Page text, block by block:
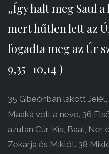
„Így halt meg Saul
mert hűtlen lett az
fogadta meg az Úr
9,35–10,14 )
35 Gibeónban lakott
Maaká volt a neve. 36
azután Cúr, Kís, Baal, Nér
Zekarjá és Miklót. 38